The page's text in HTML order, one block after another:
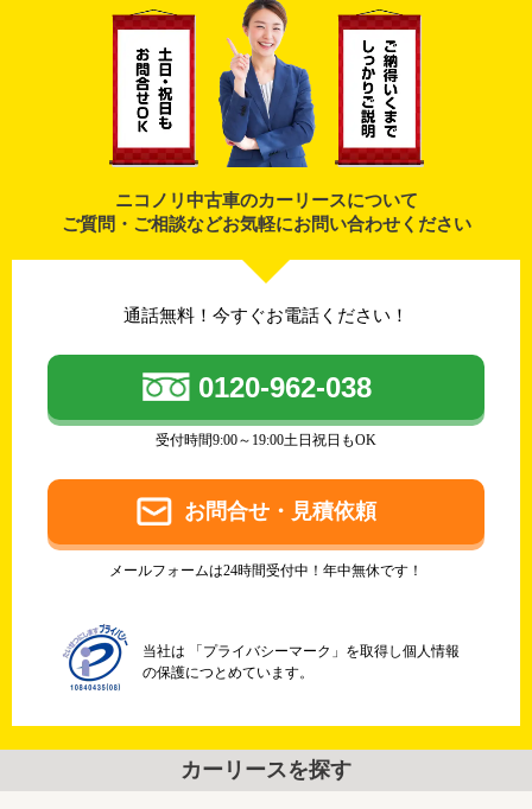
ニコノリ中古車のカーリースについて
ご質問・ご相談などお気軽にお問い合わせください
通話無料！今すぐお電話ください！
0120-962-038
受付時間9:00～19:00土日祝日もOK
お問合せ・見積依頼
メールフォームは24時間受付中！年中無休です！
当社は 「プライバシーマーク」を取得し個人情報
の保護につとめています。
カーリースを探す